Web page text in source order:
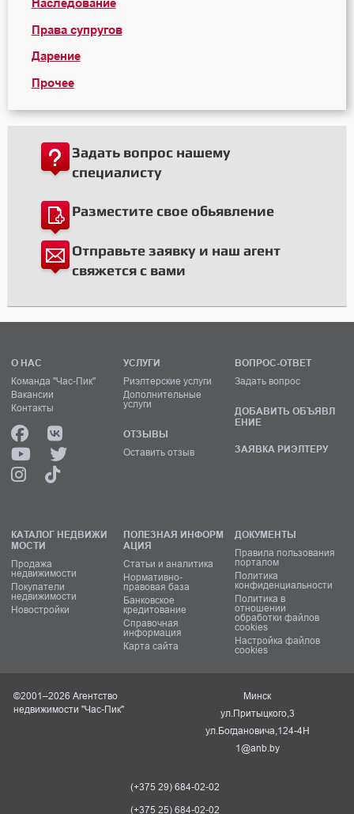
Наследование
Права супругов
Дарение
Прочее
Задать вопрос нашему
специалисту
Разместите свое обьявление
Отправьте заявку и наш агент
свяжется с вами
О НАС
Команда "Час-Пик"
Вакансии
Контакты
УСЛУГИ
Риэлтерские услуги
Дополнительные
услуги
ОТЗЫВЫ
Оставить отзыв
ВОПРОС-ОТВЕТ
Задать вопрос
ДОБАВИТЬ ОБЪЯВЛ
ЕНИЕ
ЗАЯВКА РИЭЛТЕРУ
КАТАЛОГ НЕДВИЖИ
МОСТИ
Продажа
недвижимости
Покупатели
недвижимости
Новостройки
ПОЛЕЗНАЯ ИНФОРМ
АЦИЯ
Статьи и аналитика
Нормативно-
правовая база
Банковское
кредитование
Справочная
информация
Карта сайта
ДОКУМЕНТЫ
Правила пользования
порталом
Политика
конфиденциальности
Политика в
отношении
обработки файлов
cookies
Настройка файлов
cookies
©2001–2026 Агентство
недвижимости "Час-Пик"
Минск
ул.Притыцкого,3
ул.Богдановича,124-4Н
1@anb.by
(+375 29) 684-02-02
(+375 25) 684-02-02